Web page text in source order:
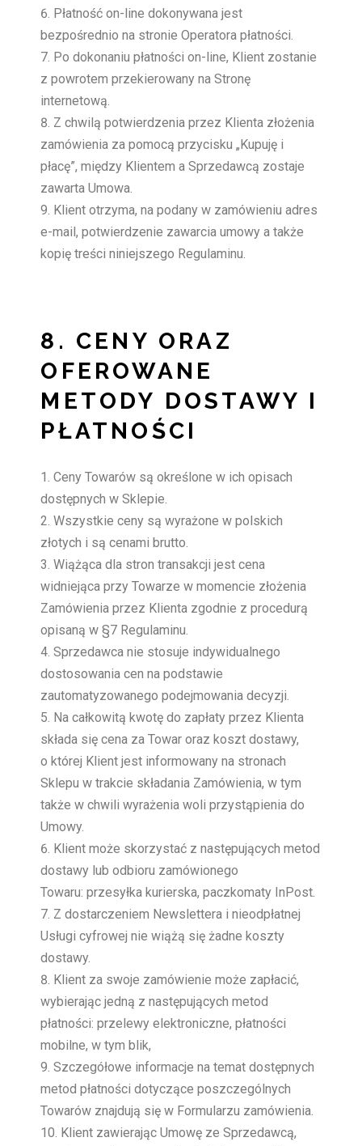
Płatność on-line dokonywana jest
bezpośrednio na stronie Operatora płatności.
Po dokonaniu płatności on-line, Klient zostanie
z powrotem przekierowany na Stronę
internetową.
Z chwilą potwierdzenia przez Klienta złożenia
zamówienia za pomocą przycisku „Kupuję i
płacę”, między Klientem a Sprzedawcą zostaje
zawarta Umowa.
Klient otrzyma, na podany w zamówieniu adres
e-mail, potwierdzenie zawarcia umowy a także
kopię treści niniejszego Regulaminu.
8. CENY ORAZ
OFEROWANE
METODY DOSTAWY I
PŁATNOŚCI
Ceny Towarów są określone w ich opisach
dostępnych w Sklepie.
Wszystkie ceny są wyrażone w polskich
złotych i są cenami brutto.
Wiążąca dla stron transakcji jest cena
widniejąca przy Towarze w momencie złożenia
Zamówienia przez Klienta zgodnie z procedurą
opisaną w §7 Regulaminu.
Sprzedawca nie stosuje indywidualnego
dostosowania cen na podstawie
zautomatyzowanego podejmowania decyzji.
Na całkowitą kwotę do zapłaty przez Klienta
składa się cena za Towar oraz koszt dostawy,
o której Klient jest informowany na stronach
Sklepu w trakcie składania Zamówienia, w tym
także w chwili wyrażenia woli przystąpienia do
Umowy.
Klient może skorzystać z następujących metod
dostawy lub odbioru zamówionego
Towaru:przesyłka kurierska,paczkomaty InPost.
Z dostarczeniem Newslettera i nieodpłatnej
Usługi cyfrowej nie wiążą się żadne koszty
dostawy.
Klient za swoje zamówienie może zapłacić,
wybierając jedną z następujących metod
płatności:przelewy elektroniczne,płatności
mobilne, w tym blik,
Szczegółowe informacje na temat dostępnych
metod płatności dotyczące poszczególnych
Towarów znajdują się w Formularzu zamówienia.
Klient zawierając Umowę ze Sprzedawcą,